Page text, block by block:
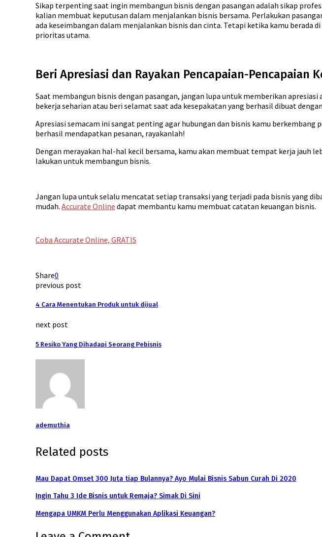
Sikap terpenting saat ingin membangun bisnis dengan pasangan adalah sikap
kalian membuat keputusan dalam menjalankan bisnis bersama. Perlakukan
ada keseimbangan dalam menjalankan bisnis dan cinta. Tetapi ketika kamu berada
prioritas utama.
Beri Apresiasi dan Rayakan Pencapaian-Pencapaian
Saat membangun bisnis dengan pasangan, jangan lupa untuk memberikan
bekerja seharian atau beri selamat saat ada kesepakatan yang berhasil dibuat
Apresiasi semacam ini sangat penting agar hubungan dan bisnis kamu
berhasil mendapatkan pesanan, rayakanlah!
Dengan merayakan hal-hal kecil bersama, kamu akan membuat tempat kerja jauh
lakukan untuk membangun bisnis.
Jangan lupa untuk selalu mencatat setiap transaksi yang terjadi pada bisnis yang
mudah. Accurate Online dapat membantu kamu membuat catatan keuangan bisnis.
Coba Accurate Online, GRATIS
Share0
previous post
4 Cara Menentukan Produk untuk dijual
next post
5 Resiko Yang Dihadapi Seorang Pebisnis
ademuthia
Related posts
Mau Dapat Omset 300 Juta tiap Bulannya? Ayo Mulai Bisnis Sabun Curah Di 2020
Ingin Tahu 3 Ide Bisnis untuk Remaja? Simak Di Sini
Mengapa UMKM Perlu Menggunakan Aplikasi Keuangan?